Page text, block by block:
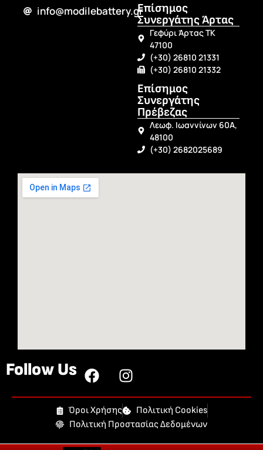
info@modilebattery.grΕπίσημος
Συνεργάτης Άρτας
Γεφύρι Άρτας ΤΚ
47100
(+30) 26810 21331
(+30) 26810 21332
Επίσημος
Συνεργάτης
Πρέβεζας
Λεωφ. Ιωαννίνων 60Α,
48100
(+30) 2682025689
Follow Us
Όροι Χρήσης
Πολιτική Cookies
Πολιτική Προστασίας Δεδομένων